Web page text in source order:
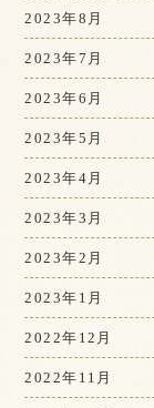
2023年8月
2023年7月
2023年6月
2023年5月
2023年4月
2023年3月
2023年2月
2023年1月
2022年12月
2022年11月